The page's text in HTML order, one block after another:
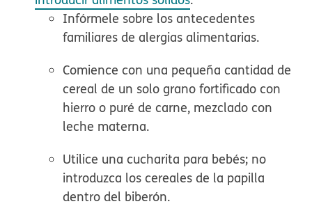
Infórmele sobre los antecedentes
familiares de alergias alimentarias.
Comience con una pequeña cantidad de
cereal de un solo grano fortificado con
hierro o puré de carne, mezclado con
leche materna.
Utilice una cucharita para bebés; no
introduzca los cereales de la papilla
dentro del biberón.